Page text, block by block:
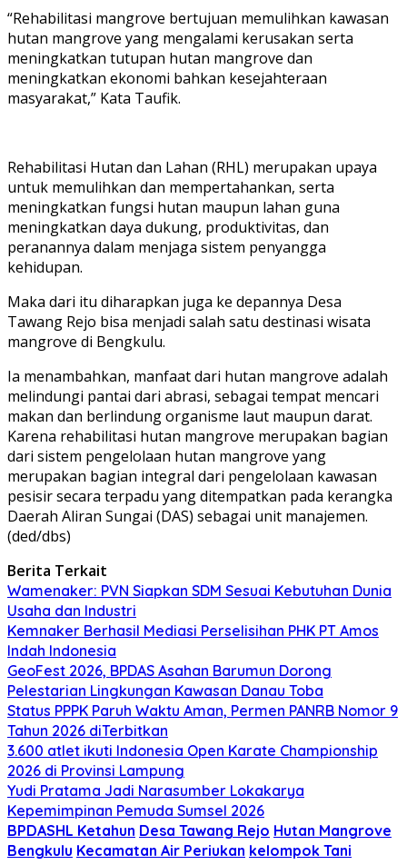
“Rehabilitasi mangrove bertujuan memulihkan kawasan
hutan mangrove yang mengalami kerusakan serta
meningkatkan tutupan hutan mangrove dan
meningkatkan ekonomi bahkan kesejahteraan
masyarakat,” Kata Taufik.
Rehabilitasi Hutan dan Lahan (RHL) merupakan upaya
untuk memulihkan dan mempertahankan, serta
meningkatkan fungsi hutan maupun lahan guna
meningkatkan daya dukung, produktivitas, dan
peranannya dalam menjaga sistem penyangga
kehidupan.
Maka dari itu diharapkan juga ke depannya Desa
Tawang Rejo bisa menjadi salah satu destinasi wisata
mangrove di Bengkulu.
Ia menambahkan, manfaat dari hutan mangrove adalah
melindungi pantai dari abrasi, sebagai tempat mencari
makan dan berlindung organisme laut maupun darat.
Karena rehabilitasi hutan mangrove merupakan bagian
dari sistem pengelolaan hutan mangrove yang
merupakan bagian integral dari pengelolaan kawasan
pesisir secara terpadu yang ditempatkan pada kerangka
Daerah Aliran Sungai (DAS) sebagai unit manajemen.
(ded/dbs)
Berita Terkait
Wamenaker: PVN Siapkan SDM Sesuai Kebutuhan Dunia
Usaha dan Industri
Kemnaker Berhasil Mediasi Perselisihan PHK PT Amos
Indah Indonesia
GeoFest 2026, BPDAS Asahan Barumun Dorong
Pelestarian Lingkungan Kawasan Danau Toba
Status PPPK Paruh Waktu Aman, Permen PANRB Nomor 9
Tahun 2026 diTerbitkan
3.600 atlet ikuti Indonesia Open Karate Championship
2026 di Provinsi Lampung
Yudi Pratama Jadi Narasumber Lokakarya
Kepemimpinan Pemuda Sumsel 2026
BPDASHL Ketahun Desa Tawang Rejo Hutan Mangrove
Bengkulu Kecamatan Air Periukan kelompok Tani